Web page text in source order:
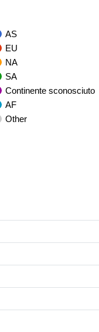
AS
EU
NA
SA
Continente sconosciuto
AF
Other